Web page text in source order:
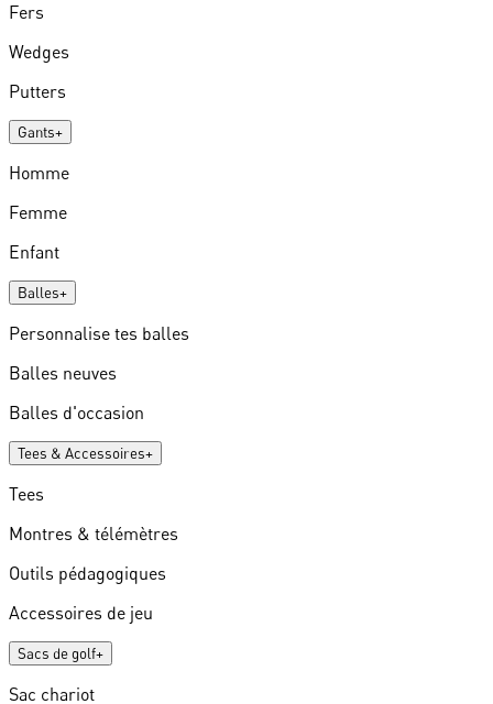
Fers
Wedges
Putters
Gants+
Homme
Femme
Enfant
Balles+
Personnalise tes balles
Balles neuves
Balles d'occasion
Tees & Accessoires+
Tees
Montres & télémètres
Outils pédagogiques
Accessoires de jeu
Sacs de golf+
Sac chariot